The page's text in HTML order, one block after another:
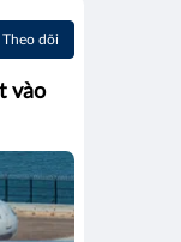
Theo dõi
vào